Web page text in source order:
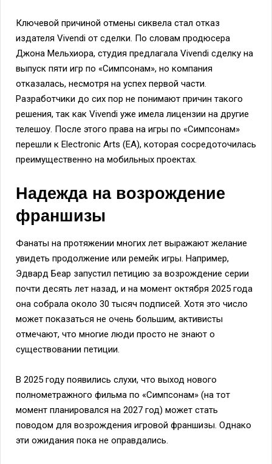
Ключевой причиной отмены сиквела стал отказ
издателя Vivendi от сделки. По словам продюсера
Джона Мельхиора, студия предлагала Vivendi сделку на
выпуск пяти игр по «Симпсонам», но компания
отказалась, несмотря на успех первой части.
Разработчики до сих пор не понимают причин такого
решения, так как Vivendi уже имела лицензии на другие
телешоу. После этого права на игры по «Симпсонам»
перешли к Electronic Arts (EA), которая сосредоточилась
преимущественно на мобильных проектах.
Надежда на возрождение
франшизы
Фанаты на протяжении многих лет выражают желание
увидеть продолжение или ремейк игры. Например,
Эдвард Беар запустил петицию за возрождение серии
почти десять лет назад, и на момент октября 2025 года
она собрала около 30 тысяч подписей. Хотя это число
может показаться не очень большим, активисты
отмечают, что многие люди просто не знают о
существовании петиции.
В 2025 году появились слухи, что выход нового
полнометражного фильма по «Симпсонам» (на тот
момент планировался на 2027 год) может стать
поводом для возрождения игровой франшизы. Однако
эти ожидания пока не оправдались.